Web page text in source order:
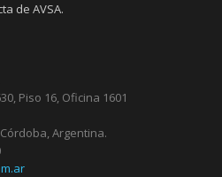
de AVSA.
Piso 16, Oficina 1601
Argentina.